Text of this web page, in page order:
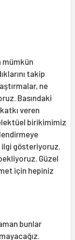
mümkün
takip
ne
Basındaki
veren
birikimimiz
ilgi gösteriyoruz.
Güzel
için hepiniz
bunlar